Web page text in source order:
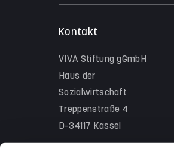
Kontakt
VIVA Stiftung gGmbH
Haus der
Sozialwirtschaft
Treppenstraße 4
D-34117 Kassel